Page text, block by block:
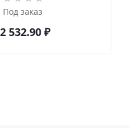
Под заказ
532.90 ₽